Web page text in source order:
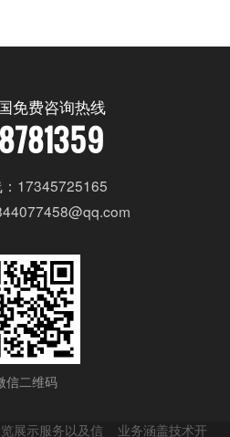
免费咨询热线
17345725165
信二维码
展示服务以及信 业务涵盖技术开